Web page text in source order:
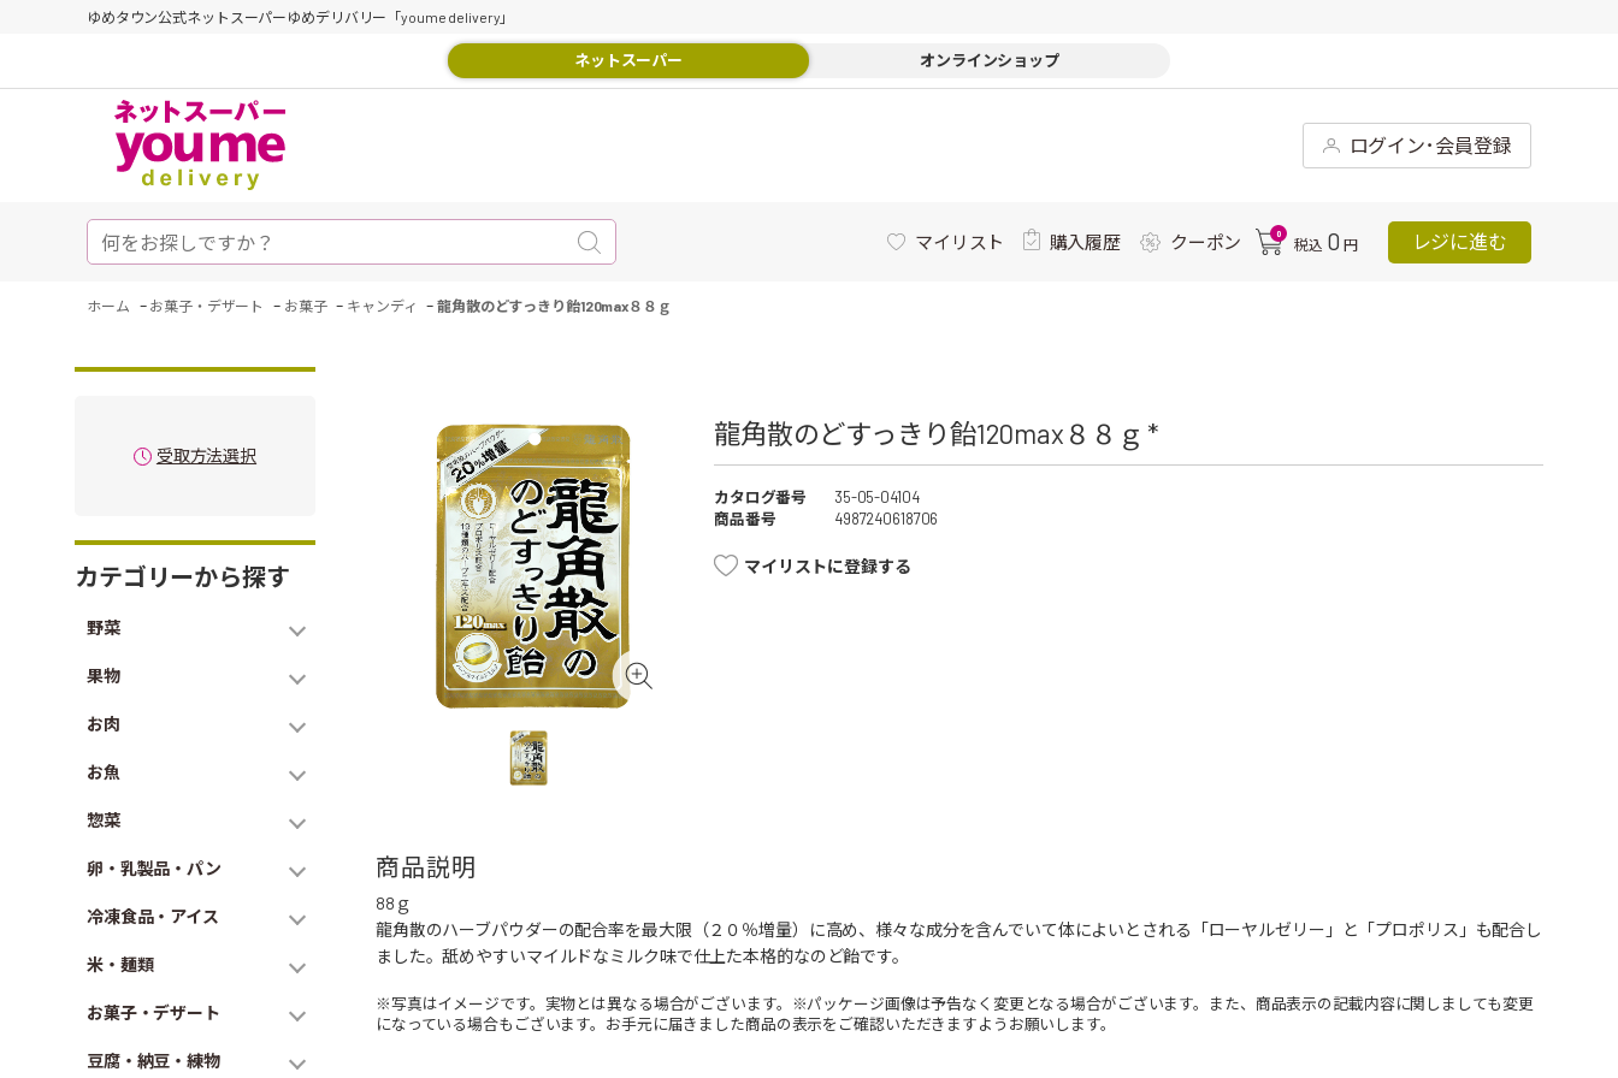
ゆめタウン公式ネットスーパーゆめデリバリー「youme delivery」
ネットスーパー オンラインショップ
ログイン･会員登録
マイリスト 購入履歴 クーポン 0
税込 0 円 レジに進む
ホーム - お菓子・デザート - お菓子 - キャンディ -龍角散のどすっきり飴120max８８ｇ
受取方法選択
カテゴリーから探す
野菜
果物
お肉
お魚
惣菜
卵・乳製品・パン
冷凍食品・アイス
米・麺類
お菓子・デザート
豆腐・納豆・練物
龍角散のどすっきり飴120max８８ｇ *
カタログ番号
35-05-04104
商品番号
4987240618706
マイリストに登録する
商品説明
88ｇ
龍角散のハーブパウダーの配合率を最大限（２０％増量）に高め、様々な成分を含んでいて体によいとされる「ローヤルゼリー」と「プロポリス」も配合し
ました。舐めやすいマイルドなミルク味で仕上た本格的なのど飴です。
※写真はイメージです。実物とは異なる場合がございます。※パッケージ画像は予告なく変更となる場合がございます。また、商品表示の記載内容に関しましても変更
になっている場合もございます。お手元に届きました商品の表示をご確認いただきますようお願いします。